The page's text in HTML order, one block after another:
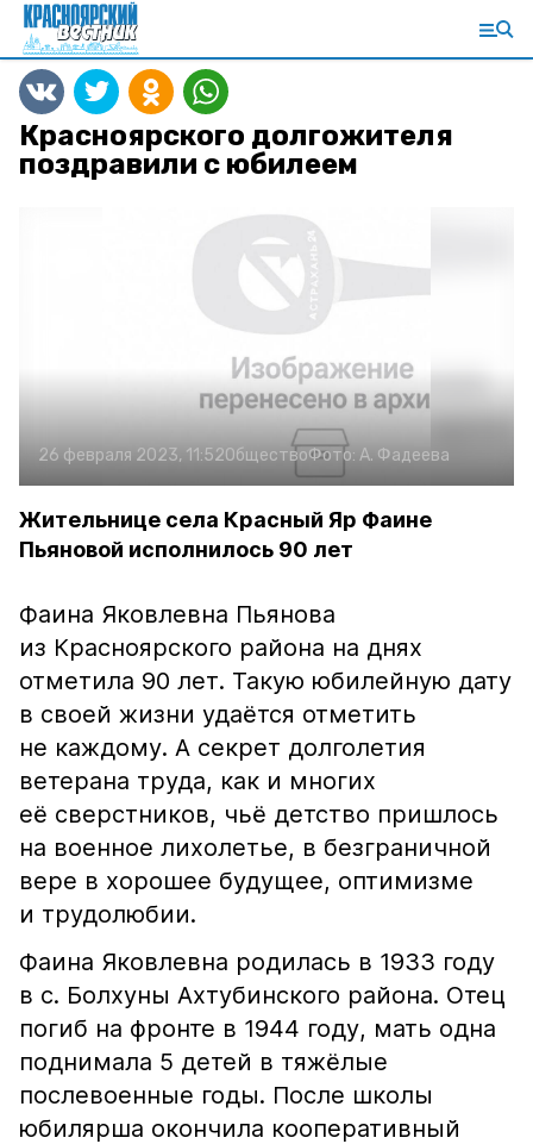
Красноярского долгожителя
поздравили с юбилеем
26 февраля 2023, 11:52ОбществоФото: А. Фадеева
Жительнице села Красный Яр Фаине
Пьяновой исполнилось 90 лет
Фаина Яковлевна Пьянова
из Красноярского района на днях
отметила 90 лет. Такую юбилейную дату
в своей жизни удаётся отметить
не каждому. А секрет долголетия
ветерана труда, как и многих
её сверстников, чьё детство пришлось
на военное лихолетье, в безграничной
вере в хорошее будущее, оптимизме
и трудолюбии.
Фаина Яковлевна родилась в 1933 году
в с. Болхуны Ахтубинского района. Отец
погиб на фронте в 1944 году, мать одна
поднимала 5 детей в тяжёлые
послевоенные годы. После школы
юбилярша окончила кооперативный